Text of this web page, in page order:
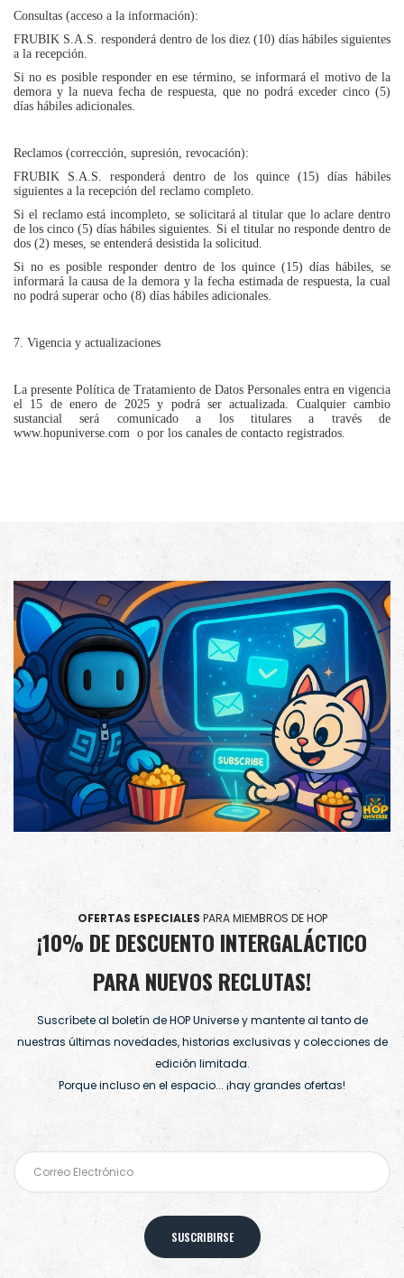
Consultas (acceso a la información):
FRUBIK S.A.S. responderá dentro de los diez (10) días hábiles siguientes
a la recepción.
Si no es posible responder en ese término, se informará el motivo de la
demora y la nueva fecha de respuesta, que no podrá exceder cinco (5)
días hábiles adicionales.
Reclamos (corrección, supresión, revocación):
FRUBIK S.A.S. responderá dentro de los quince (15) días hábiles
siguientes a la recepción del reclamo completo.
Si el reclamo está incompleto, se solicitará al titular que lo aclare dentro
de los cinco (5) días hábiles siguientes. Si el titular no responde dentro de
dos (2) meses, se entenderá desistida la solicitud.
Si no es posible responder dentro de los quince (15) días hábiles, se
informará la causa de la demora y la fecha estimada de respuesta, la cual
no podrá superar ocho (8) días hábiles adicionales.
7. Vigencia y actualizaciones
La presente Política de Tratamiento de Datos Personales entra en vigencia
el 15 de enero de 2025 y podrá ser actualizada. Cualquier cambio
sustancial será comunicado a los titulares a través de
www.hopuniverse.com o por los canales de contacto registrados.
OFERTAS ESPECIALES PARA MIEMBROS DE HOP
¡10% DE DESCUENTO INTERGALÁCTICO
PARA NUEVOS RECLUTAS!
Suscríbete al boletín de HOP Universe y mantente al tanto de
nuestras últimas novedades, historias exclusivas y colecciones de
edición limitada.
Porque incluso en el espacio... ¡hay grandes ofertas!
SUSCRIBIRSE